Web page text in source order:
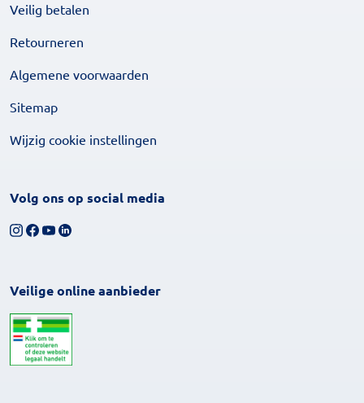
Veilig betalen
Retourneren
Algemene voorwaarden
Sitemap
Wijzig cookie instellingen
Volg ons op social media
Volg ons op Instagram
Volg ons op Facebook
Bekijk ons YouTube-kanaal
Volg ons op LinkedIn
Veilige online aanbieder